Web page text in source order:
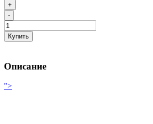
+
-
Купить
Описание
">